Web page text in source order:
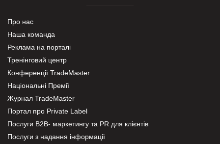
Про нас
Наша команда
Реклама на порталі
Тренінговий центр
Конференції TradeMaster
Національні Премії
Журнал TradeMaster
Портал про Private Label
Послуги В2В- маркетингу та PR для клієнтів
Послуги з надання інформації